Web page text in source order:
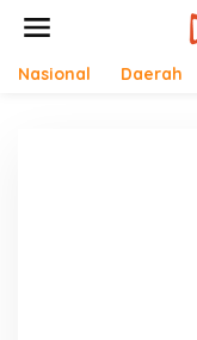
Nasional Daerah